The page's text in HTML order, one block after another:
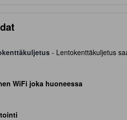
- Lentokenttäkuljetus
WiFi joka huoneessa